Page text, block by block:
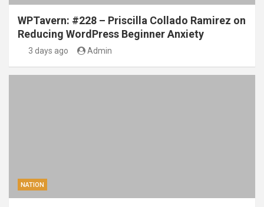
WPTavern: #228 – Priscilla Collado Ramirez on
Reducing WordPress Beginner Anxiety
3 days ago Admin
NATION